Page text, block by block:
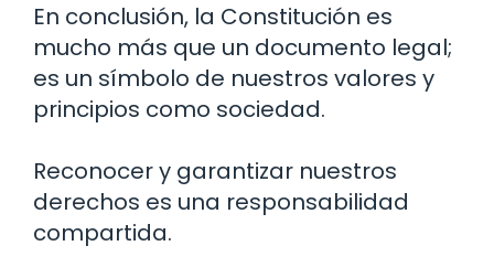
En conclusión, la Constitución es
mucho más que un documento legal;
es un símbolo de nuestros valores y
principios como sociedad.
Reconocer y garantizar nuestros
derechos es una responsabilidad
compartida.